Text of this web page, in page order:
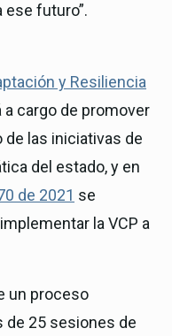
ese futuro”.
y Resiliencia
a cargo de promover
de las iniciativas de
del estado, y en
de 2021 se
la VCP a
un proceso
de 25 sesiones de